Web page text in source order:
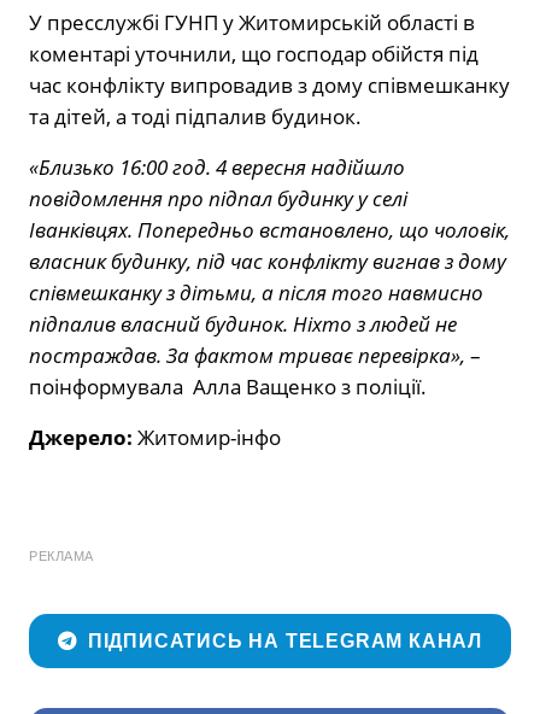
У пресслужбі ГУНП у Житомирській області в
коментарі уточнили, що господар обійстя під
час конфлікту випровадив з дому співмешканку
та дітей, а тоді підпалив будинок.
«Близько 16:00 год. 4 вересня надійшло
повідомлення про підпал будинку у селі
Іванківцях. Попередньо встановлено, що чоловік,
власник будинку, під час конфлікту вигнав з дому
співмешканку з дітьми, а після того навмисно
підпалив власний будинок. Ніхто з людей не
постраждав. За фактом триває перевірка», –
поінформувала Алла Ващенко з поліції.
Джерело: Житомир-інфо
РЕКЛАМА
ПІДПИСАТИСЬ НА TELEGRAM КАНАЛ